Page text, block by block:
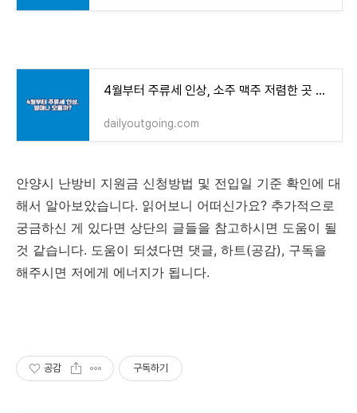
4월부터 주류세 인상, 소주 맥주 저렴한 곳 찾는 방법
dailyoutgoing.com
안양시 난방비 지원금 신청방법 및 전입일 기준 확인에 대
해서 알아보았습니다. 읽어보니 어떠신가요? 추가적으로
궁금하신 게 있다면 상단의 글들을 참고하시면 도움이 될
것 같습니다. 도움이 되셨다면 댓글, 하트(공감), 구독을
해주시면 저에게 에너지가 됩니다.
공감 구독하기